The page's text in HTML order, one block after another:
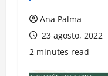
Ana Palma
23 agosto, 2022
2 minutes read